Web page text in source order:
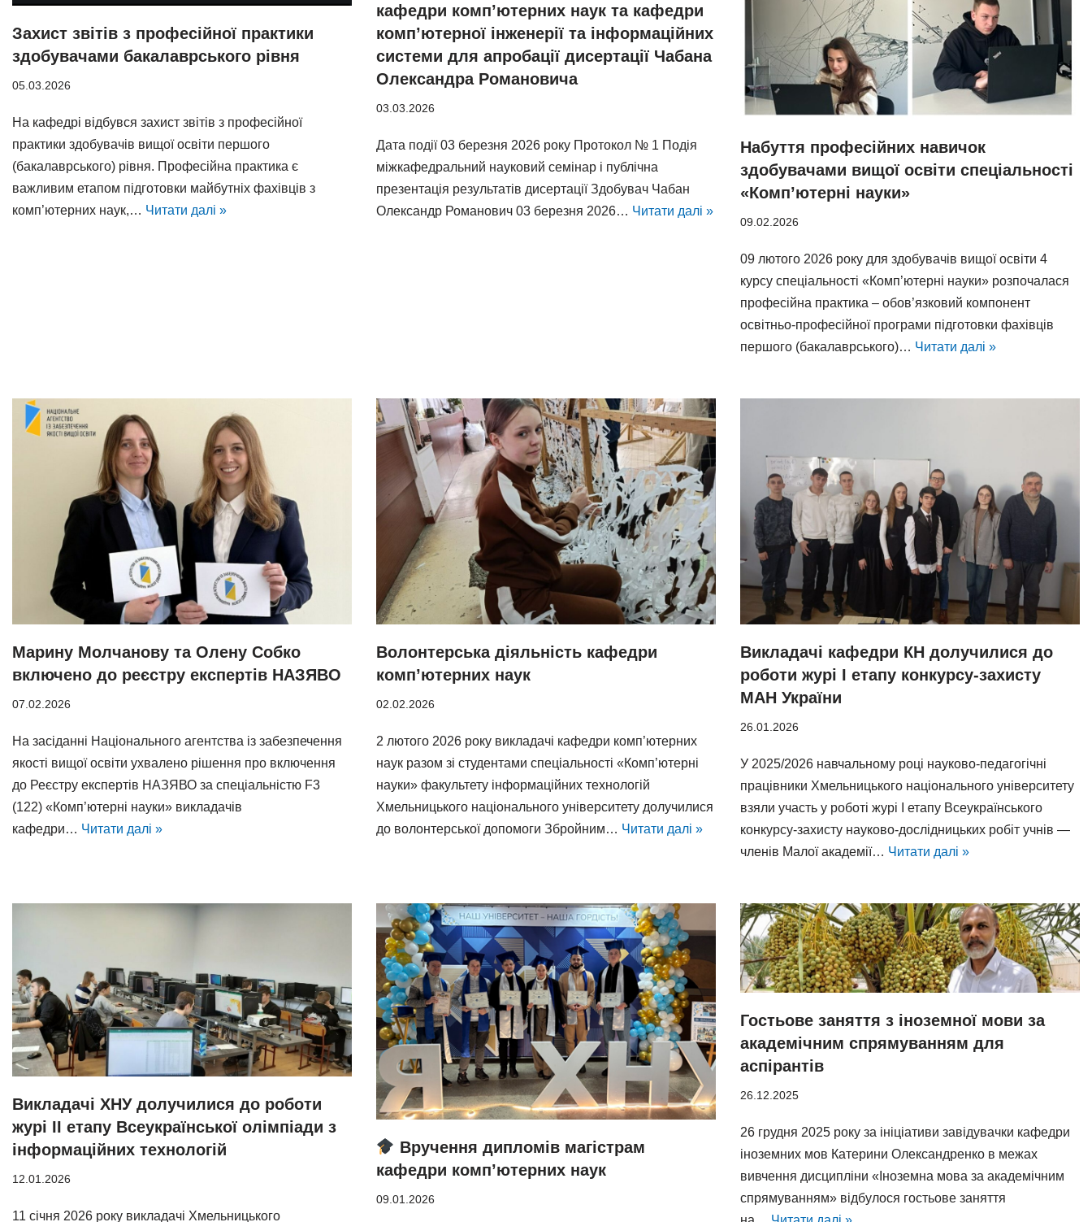
Захист звітів з професійної практики
здобувачами бакалаврського рівня
05.03.2026
На кафедрі відбувся захист звітів з професійної
практики здобувачів вищої освіти першого
(бакалаврського) рівня. Професійна практика є
важливим етапом підготовки майбутніх фахівців з
комп’ютерних наук,… Читати далі »
кафедри комп’ютерних наук та кафедри
комп’ютерної інженерії та інформаційних
системи для апробації дисертації Чабана
Олександра Романовича
03.03.2026
Дата події 03 березня 2026 року Протокол № 1 Подія
міжкафедральний науковий семінар і публічна
презентація результатів дисертації Здобувач Чабан
Олександр Романович 03 березня 2026… Читати далі »
Набуття професійних навичок
здобувачами вищої освіти спеціальності
«Комп’ютерні науки»
09.02.2026
09 лютого 2026 року для здобувачів вищої освіти 4
курсу спеціальності «Комп’ютерні науки» розпочалася
професійна практика – обов’язковий компонент
освітньо-професійної програми підготовки фахівців
першого (бакалаврського)… Читати далі »
Марину Молчанову та Олену Собко
включено до реєстру експертів НАЗЯВО
07.02.2026
На засіданні Національного агентства із забезпечення
якості вищої освіти ухвалено рішення про включення
до Реєстру експертів НАЗЯВО за спеціальністю F3
(122) «Комп’ютерні науки» викладачів
кафедри… Читати далі »
Волонтерська діяльність кафедри
комп’ютерних наук
02.02.2026
2 лютого 2026 року викладачі кафедри комп’ютерних
наук разом зі студентами спеціальності «Комп’ютерні
науки» факультету інформаційних технологій
Хмельницького національного університету долучилися
до волонтерської допомоги Збройним… Читати далі »
Викладачі кафедри КН долучилися до
роботи журі І етапу конкурсу-захисту
МАН України
26.01.2026
У 2025/2026 навчальному році науково-педагогічні
працівники Хмельницького національного університету
взяли участь у роботі журі І етапу Всеукраїнського
конкурсу-захисту науково-дослідницьких робіт учнів —
членів Малої академії… Читати далі »
Викладачі ХНУ долучилися до роботи
журі ІІ етапу Всеукраїнської олімпіади з
інформаційних технологій
12.01.2026
11 січня 2026 року викладачі Хмельницького
Вручення дипломів магістрам
кафедри комп’ютерних наук
09.01.2026
Гостьове заняття з іноземної мови за
академічним спрямуванням для
аспірантів
26.12.2025
26 грудня 2025 року за ініціативи завідувачки кафедри
іноземних мов Катерини Олександренко в межах
вивчення дисципліни «Іноземна мова за академічним
спрямуванням» відбулося гостьове заняття